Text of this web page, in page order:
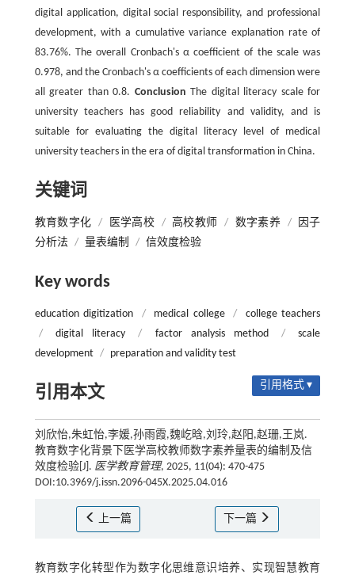
digital application, digital social responsibility, and professional
development, with a cumulative variance explanation rate of
83.76%. The overall Cronbach's α coefficient of the scale was
0.978, and the Cronbach's α coefficients of each dimension were
all greater than 0.8. Conclusion The digital literacy scale for
university teachers has good reliability and validity, and is
suitable for evaluating the digital literacy level of medical
university teachers in the era of digital transformation in China.
关键词
教育数字化 / 医学高校 / 高校教师 / 数字素养 /
因子
分析法 / 量表编制 / 信效度检验
Key words
education digitization / medical college /
college teachers
/
digital literacy / factor analysis method /
scale
development / preparation and validity test
引用本文 引用格式 ▾
刘欣怡,朱虹怡,李媛,孙雨霞,魏屹晗,刘玲,赵阳,赵珊,王岚.
教育数字化背景下医学高校教师数字素养量表的编制及信
效度检验[J]. 医学教育管理, 2025, 11(04): 470-475
DOI:10.3969/j.issn.2096-045X.2025.04.016
上一篇 下一篇
教育数字化转型作为数字化思维意识培养、实现智慧教育